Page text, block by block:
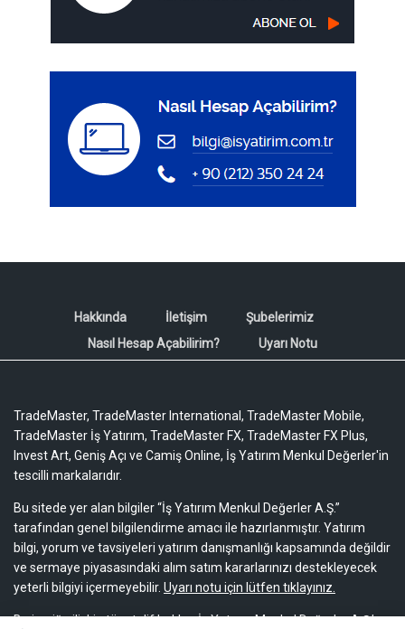
Hakkında İletişim
Şubelerimiz
Nasıl Hesap Açabilirim?
Uyarı Notu
TradeMaster, TradeMaster International, TradeMaster Mobile,
TradeMaster İş Yatırım, TradeMaster FX, TradeMaster FX Plus,
Invest Art, Geniş Açı ve Camiş Online, İş Yatırım Menkul Değerler'in
tescilli markalarıdır.
Bu sitede yer alan bilgiler “İş Yatırım Menkul Değerler A.Ş.”
tarafından genel bilgilendirme amacı ile hazırlanmıştır. Yatırım
bilgi, yorum ve tavsiyeleri yatırım danışmanlığı kapsamında değildir
ve sermaye piyasasındaki alım satım kararlarınızı destekleyecek
yeterli bilgiyi içermeyebilir. Uyarı notu için lütfen tıklayınız.
Bu içeriğe ilişkin tüm telif hakları İş Yatırım Menkul Değerler A.Ş.’ye